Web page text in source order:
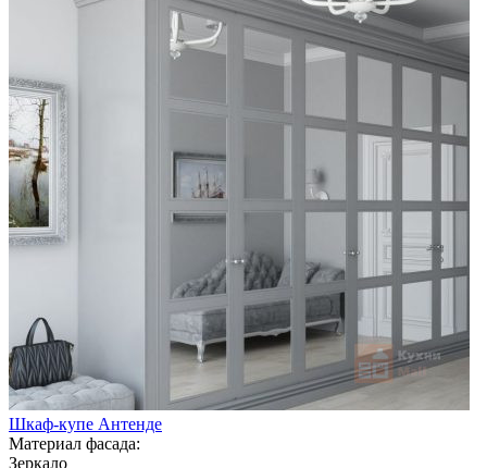
Шкаф-купе Антенде
Материал фасада:
Зеркало